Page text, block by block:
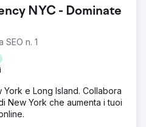
NYC - Dominate
n. 1
e Long Island. Collabora
New York che aumenta i tuoi